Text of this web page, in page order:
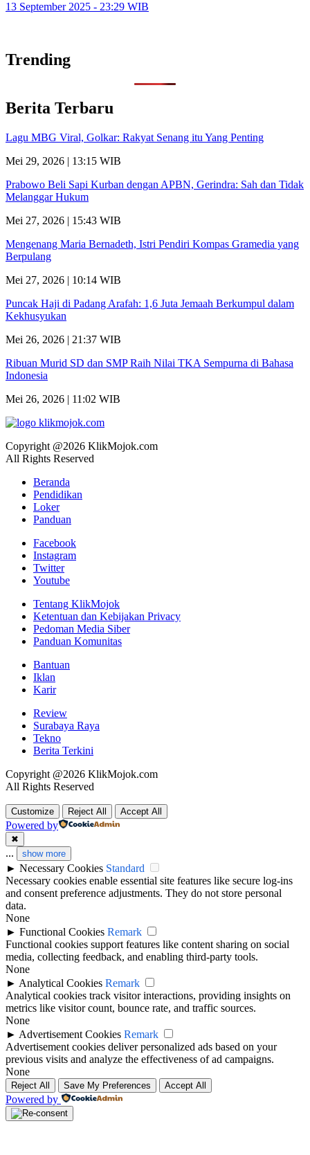
13 September 2025 - 23:29 WIB
Trending
Berita Terbaru
Lagu MBG Viral, Golkar: Rakyat Senang itu Yang Penting
Mei 29, 2026 | 13:15 WIB
Prabowo Beli Sapi Kurban dengan APBN, Gerindra: Sah dan Tidak
Melanggar Hukum
Mei 27, 2026 | 15:43 WIB
Mengenang Maria Bernadeth, Istri Pendiri Kompas Gramedia yang
Berpulang
Mei 27, 2026 | 10:14 WIB
Puncak Haji di Padang Arafah: 1,6 Juta Jemaah Berkumpul dalam
Kekhusyukan
Mei 26, 2026 | 21:37 WIB
Ribuan Murid SD dan SMP Raih Nilai TKA Sempurna di Bahasa
Indonesia
Mei 26, 2026 | 11:02 WIB
Copyright @2026 KlikMojok.com
All Rights Reserved
Beranda
Pendidikan
Loker
Panduan
Facebook
Instagram
Twitter
Youtube
Tentang KlikMojok
Ketentuan dan Kebijakan Privacy
Pedoman Media Siber
Panduan Komunitas
Bantuan
Iklan
Karir
Review
Surabaya Raya
Tekno
Berita Terkini
Copyright @2026 KlikMojok.com
All Rights Reserved
Customize Reject All Accept All
Powered by
✖
... show more
► Necessary Cookies Standard
Necessary cookies enable essential site features like secure log-ins
and consent preference adjustments. They do not store personal
data.
None
► Functional Cookies Remark
Functional cookies support features like content sharing on social
media, collecting feedback, and enabling third-party tools.
None
► Analytical Cookies Remark
Analytical cookies track visitor interactions, providing insights on
metrics like visitor count, bounce rate, and traffic sources.
None
► Advertisement Cookies Remark
Advertisement cookies deliver personalized ads based on your
previous visits and analyze the effectiveness of ad campaigns.
None
Reject All Save My Preferences Accept All
Powered by